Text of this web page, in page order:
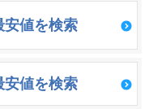
安値を検索
安値を検索